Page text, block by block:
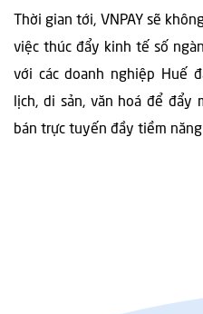
Thời gian tới, VNPAY sẽ
việc thúc đẩy kinh tế số
với các doanh nghiệp Huế
lịch, di sản, văn hoá để đẩy
bán trực tuyến đầy tiềm năng